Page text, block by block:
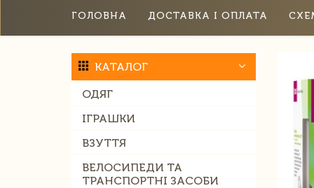
ГОЛОВНА ДОСТАВКА І ОПЛАТА
КАТАЛОГ
ОДЯГ
ІГРАШКИ
ВЗУТТЯ
ВЕЛОСИПЕДИ ТА
ТРАНСПОРТНІ ЗАСОБИ